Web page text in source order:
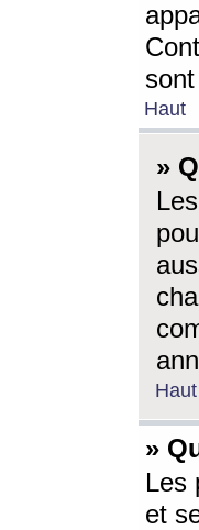
Haut
»
Haut
»
Les
et